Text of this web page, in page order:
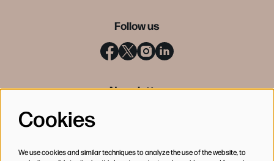
Follow us
Newsletter
Cookies
We use cookies and similar techniques to analyze the use of the website, to